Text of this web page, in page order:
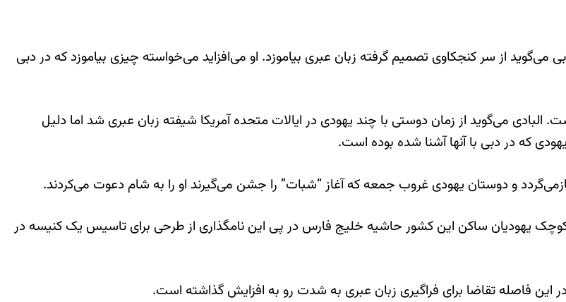
از سر کنجکاوی تصمیم گرفته زبان عبری بیاموزد. او می‌افزاید می‌خواسته چیزی بیاموزد که در دبی
می‌گوید از زمان دوستی با چند یهودی در ایالات متحده آمریکا شیفته زبان عبری شد اما دلیل
که در دبی با آنها آشنا شده بوده است.
و دوستان یهودی غروب جمعه که آغاز “شبات” را جشن می‌گیرند او را به شام دعوت می‌کردند.
کوچک یهودیان ساکن این کشور حاشیه خلیج فارس در پی این نامگذاری از طرحی برای تاسیس یک کنیسه در
فاصله تقاضا برای فراگیری زبان عبری به شدت رو به افزایش گذاشته است.